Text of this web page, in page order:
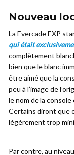
Nouveau
La Evercade EXP
qui était
complètement
bien que le blanc
être aimé que la
peu à l’image de
le nom de la
Certains diront que
légèrement trop
Par contre, au